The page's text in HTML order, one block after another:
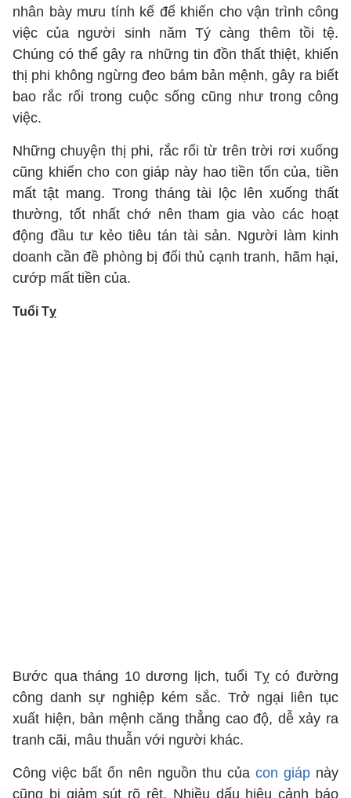
nhân bày mưu tính kế để khiến cho vận trình công
việc của người sinh năm Tý càng thêm tồi tệ.
Chúng có thể gây ra những tin đồn thất thiệt, khiến
thị phi không ngừng đeo bám bản mệnh, gây ra biết
bao rắc rối trong cuộc sống cũng như trong công
việc.
Những chuyện thị phi, rắc rối từ trên trời rơi xuống
cũng khiến cho con giáp này hao tiền tốn của, tiền
mất tật mang. Trong tháng tài lộc lên xuống thất
thường, tốt nhất chớ nên tham gia vào các hoạt
động đầu tư kẻo tiêu tán tài sản. Người làm kinh
doanh cần đề phòng bị đối thủ cạnh tranh, hãm hại,
cướp mất tiền của.
Tuổi Tỵ
Bước qua tháng 10 dương lịch, tuổi Tỵ có đường
công danh sự nghiệp kém sắc. Trở ngại liên tục
xuất hiện, bản mệnh căng thẳng cao độ, dễ xảy ra
tranh cãi, mâu thuẫn với người khác.
Công việc bất ổn nên nguồn thu của con giáp này
cũng bị giảm sút rõ rệt. Nhiều dấu hiệu cảnh báo